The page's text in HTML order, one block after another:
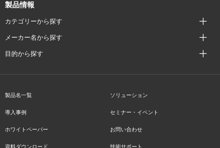
製品情報
カテゴリーから探す
メーカー名から探す
目的から探す
製品名一覧 ソリューション
導入事例 セミナー・イベント
ホワイトペーパー お問い合わせ
資料ダウンロード 技術サポート